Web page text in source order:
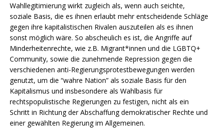
Wahllegitimierung wirkt zugleich als, wenn auch seichte,
soziale Basis, die es ihnen erlaubt mehr entscheidende Schläge
gegen ihre kapitalistischen Rivalen auszuteilen als es ihnen
sonst möglich wäre. So abscheulich es ist, die Angriffe auf
Minderheitenrechte, wie z.B. Migrant*innen und die LGBTQ+
Community, sowie die zunehmende Repression gegen die
verschiedenen anti-Regierungsprotestbewegungen werden
genutzt, um die “wahre Nation” als soziale Basis für den
Kapitalismus und insbesondere als Wahlbasis für
rechtspopulistische Regierungen zu festigen, nicht als ein
Schritt in Richtung der Abschaffung demokratischer Rechte und
einer gewählten Regierung im Allgemeinen.